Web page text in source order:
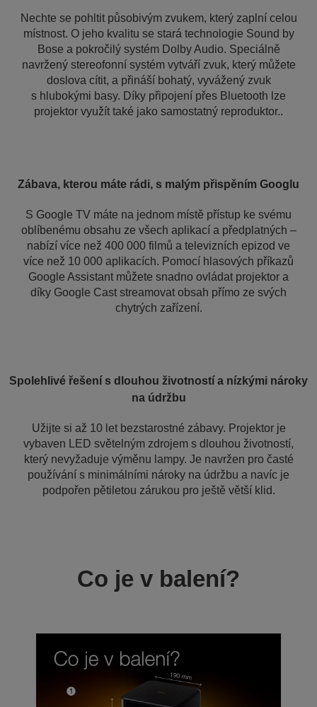
Nechte se pohltit působivým zvukem, který zaplní celou
místnost. O jeho kvalitu se stará technologie Sound by
Bose a pokročilý systém Dolby Audio. Speciálně
navržený stereofonní systém vytváří zvuk, který můžete
doslova cítit, a přináší bohatý, vyvážený zvuk
s hlubokými basy. Díky připojení přes Bluetooth lze
projektor využít také jako samostatný reproduktor..
Zábava, kterou máte rádi, s malým přispěním Googlu
S Google TV máte na jednom místě přístup ke svému
oblíbenému obsahu ze všech aplikací a předplatných –
nabízí více než 400 000 filmů a televizních epizod ve
více než 10 000 aplikacích. Pomocí hlasových příkazů
Google Assistant můžete snadno ovládat projektor a
díky Google Cast streamovat obsah přímo ze svých
chytrých zařízení.
Spolehlivé řešení s dlouhou životností a nízkými nároky
na údržbu
Užijte si až 10 let bezstarostné zábavy. Projektor je
vybaven LED světelným zdrojem s dlouhou životností,
který nevyžaduje výměnu lampy. Je navržen pro časté
používání s minimálními nároky na údržbu a navíc je
podpořen pětiletou zárukou pro ještě větší klid.
Co je v balení?